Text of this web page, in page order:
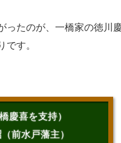
ったのが、一橋家の徳川
す。
慶喜を支持）
前水戸藩主）